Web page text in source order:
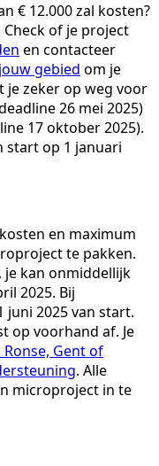
€ 12.000 zal kosten?
of je project
en contacteer
gebied om je
je zeker op weg voor
26 mei 2025)
17 oktober 2025).
start op 1 januari
en maximum
te pakken.
kan onmiddellijk
2025. Bij
2025 van start.
op voorhand af. Je
Gent of
. Alle
microproject in te